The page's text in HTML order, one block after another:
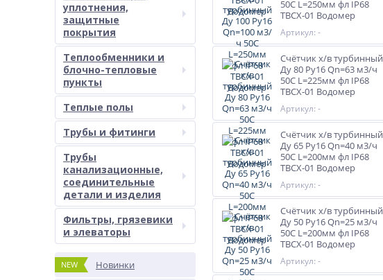
уплотнения,
защитные
покрытия
Теплообменники и
блочно-тепловые
пункты
Теплые полы
Трубы и фитинги
Трубы
канализационные,
соединительные
детали и изделия
Фильтры, грязевики
и элеваторы
NEW Новинки
50С L=250мм фл IP68
ТВСХ-01 Водомер
Артикул: -
Счётчик х/в турбинный
Ду 80 Ру16 Qn=63 м3/ч
50С L=225мм фл IP68
ТВСХ-01 Водомер
Артикул: -
Счётчик х/в турбинный
Ду 65 Ру16 Qn=40 м3/ч
50С L=200мм фл IP68
ТВСХ-01 Водомер
Артикул: -
Счётчик х/в турбинный
Ду 50 Ру16 Qn=25 м3/ч
50С L=200мм фл IP68
ТВСХ-01 Водомер
Артикул: -